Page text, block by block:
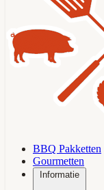
BBQ Pakketten
Gourmetten
Informatie